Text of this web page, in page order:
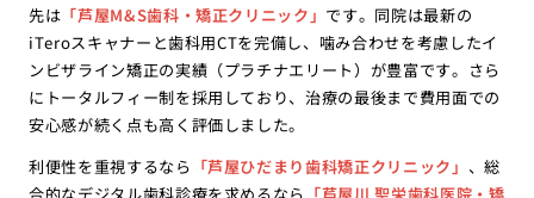
先は 「芦屋M&S歯科・矯正クリニック」 です。同院は最新の
iTeroスキャナーと歯科用CTを完備し、噛み合わせを考慮したイ
ンビザライン矯正の実績（プラチナエリート）が豊富です。さら
にトータルフィー制を採用しており、治療の最後まで費用面での
安心感が続く点も高く評価しました。
利便性を重視するなら 「芦屋ひだまり歯科矯正クリニック」 、総
合的なデジタル歯科診療を求めるなら 「芦屋川 聖栄歯科医院・矯